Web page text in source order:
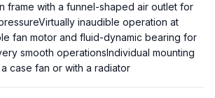
frame with a funnel-shaped air outlet for
inaudible operation at
fan motor and fluid-dynamic bearing for
smooth operationsIndividual mounting
case fan or with a radiator